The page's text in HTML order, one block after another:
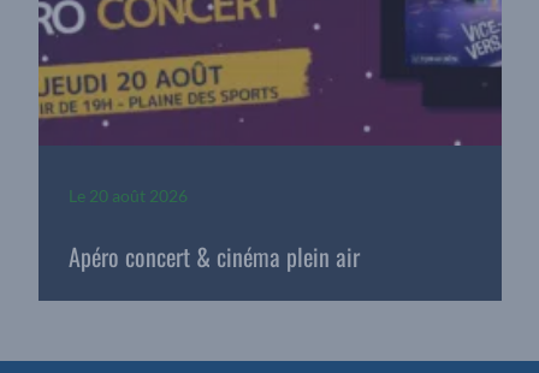
Le 20 août 2026
Apéro concert & cinéma plein air